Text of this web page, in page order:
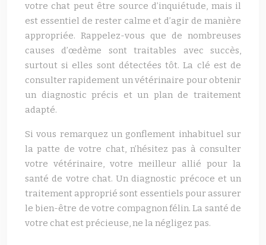
votre chat peut être source d’inquiétude, mais il
est essentiel de rester calme et d’agir de manière
appropriée. Rappelez-vous que de nombreuses
causes d’œdème sont traitables avec succès,
surtout si elles sont détectées tôt. La clé est de
consulter rapidement un vétérinaire pour obtenir
un diagnostic précis et un plan de traitement
adapté.
Si vous remarquez un gonflement inhabituel sur
la patte de votre chat, n’hésitez pas à consulter
votre vétérinaire, votre meilleur allié pour la
santé de votre chat. Un diagnostic précoce et un
traitement approprié sont essentiels pour assurer
le bien-être de votre compagnon félin. La santé de
votre chat est précieuse, ne la négligez pas.